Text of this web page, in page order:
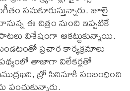
సమకూరుస్తున్నారు. జూలై
రానున్న ఈ చిత్రం నుంచి ఇప్పటికే
విశేషంగా ఆకట్టుకున్నాయి.
ప్రచార కార్యక్రమాలు
తాజాగా విలేకర్లతో
బ్రో సినిమాకి సంబంధించి